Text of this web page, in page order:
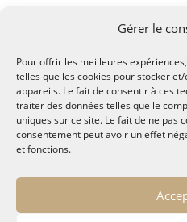
Gérer le
Pour offrir les meilleures
telles que les cookies pour stocker
appareils. Le fait de consentir à ces
traiter des données telles que le
uniques sur ce site. Le fait de ne pas
consentement peut avoir un effet
et fonctions.
© MALTAE, Mémoire A Lire,
32, chemin Saint